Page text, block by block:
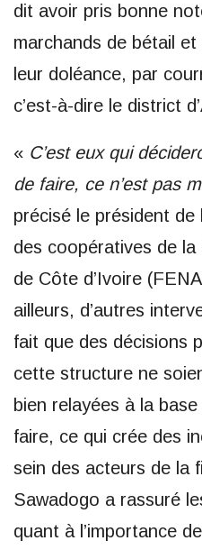
dit avoir pris bonne
marchands de bétail
leur doléance, par
c’est-à-dire le district
« C’est eux qui
de faire, ce n’est pas
précisé le président
des coopératives de
de Côte d’Ivoire
ailleurs, d’autres
fait que des décisions
cette structure ne
bien relayées à la
faire, ce qui crée des
sein des acteurs de la
Sawadogo a rassuré
quant à l’importance